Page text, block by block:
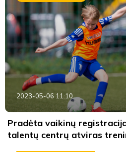
2023-05-06 11:10
Pradėta vaikinų
talentų centrų atviras